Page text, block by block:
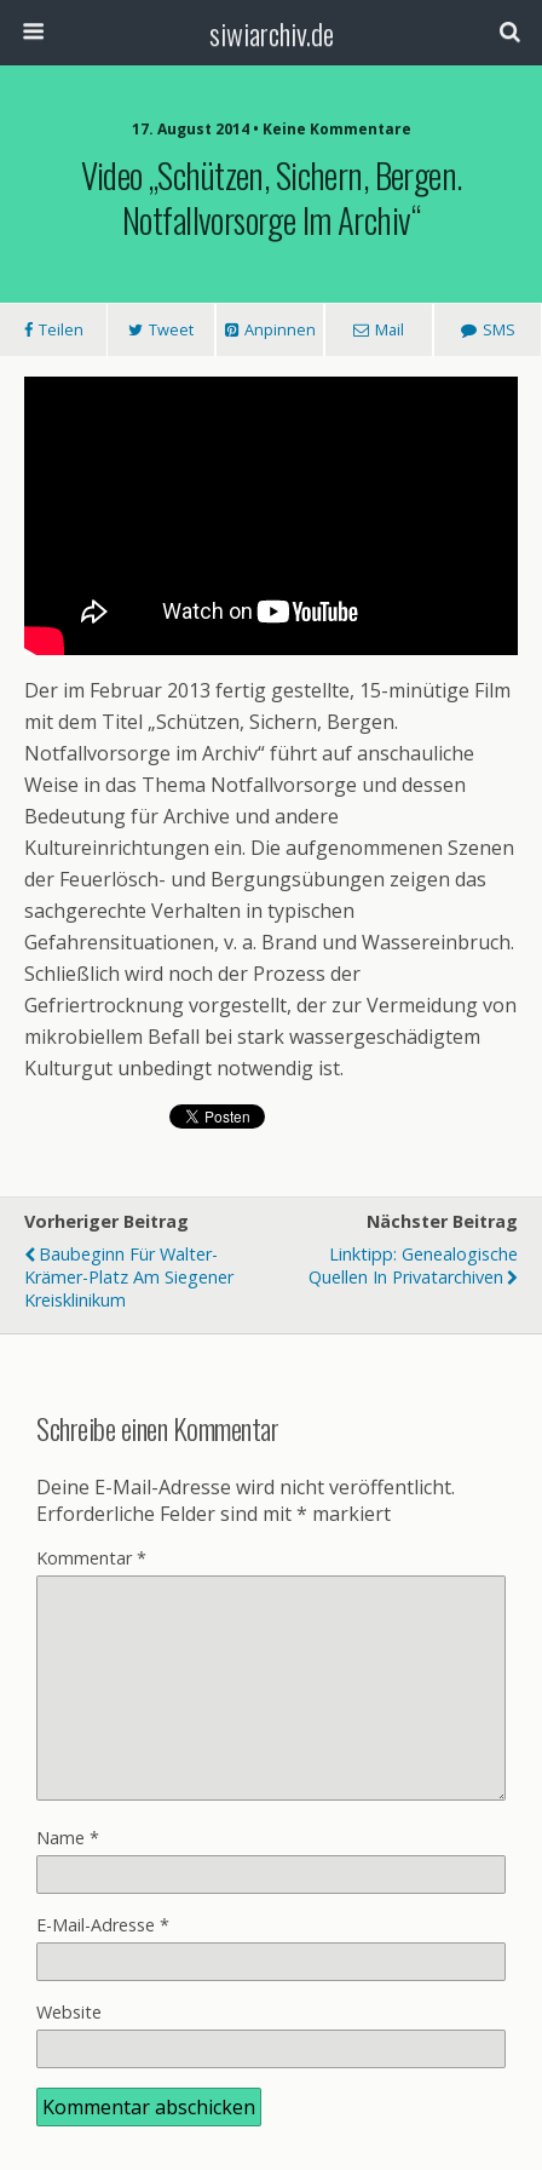
siwiarchiv.de
17. August 2014 • Keine Kommentare
Video „Schützen, Sichern, Bergen.
Notfallvorsorge Im Archiv“
Teilen Tweet Anpinnen Mail SMS
Der im Februar 2013 fertig gestellte, 15-minütige Film
mit dem Titel „Schützen, Sichern, Bergen.
Notfallvorsorge im Archiv“ führt auf anschauliche
Weise in das Thema Notfallvorsorge und dessen
Bedeutung für Archive und andere
Kultureinrichtungen ein. Die aufgenommenen Szenen
der Feuerlösch- und Bergungsübungen zeigen das
sachgerechte Verhalten in typischen
Gefahrensituationen, v. a. Brand und Wassereinbruch.
Schließlich wird noch der Prozess der
Gefriertrocknung vorgestellt, der zur Vermeidung von
mikrobiellem Befall bei stark wassergeschädigtem
Kulturgut unbedingt notwendig ist.
Vorheriger Beitrag
Baubeginn Für Walter-
Krämer-Platz Am Siegener
Kreisklinikum
Nächster Beitrag
Linktipp: Genealogische
Quellen In Privatarchiven
Schreibe einen Kommentar
Deine E-Mail-Adresse wird nicht veröffentlicht.
Erforderliche Felder sind mit* markiert
Kommentar*
Name *
E-Mail-Adresse *
Website